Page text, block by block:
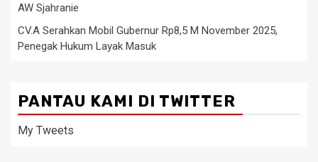
AW Sjahranie
CV.A Serahkan Mobil Gubernur Rp8,5 M November 2025,
Penegak Hukum Layak Masuk
PANTAU KAMI DI TWITTER
My Tweets